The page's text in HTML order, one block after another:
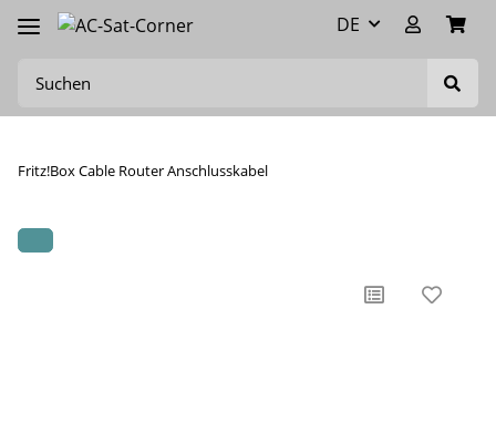
DE
Fritz!Box Cable Router Anschlusskabel